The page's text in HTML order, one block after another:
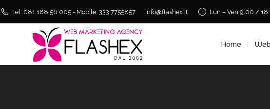
Tel: 081 188 56 005 - Mobile: 333 7755857 info@flashex.it Lun – Ven 9:00 /
Home